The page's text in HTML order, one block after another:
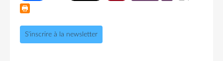
S'inscrire à la newsletter